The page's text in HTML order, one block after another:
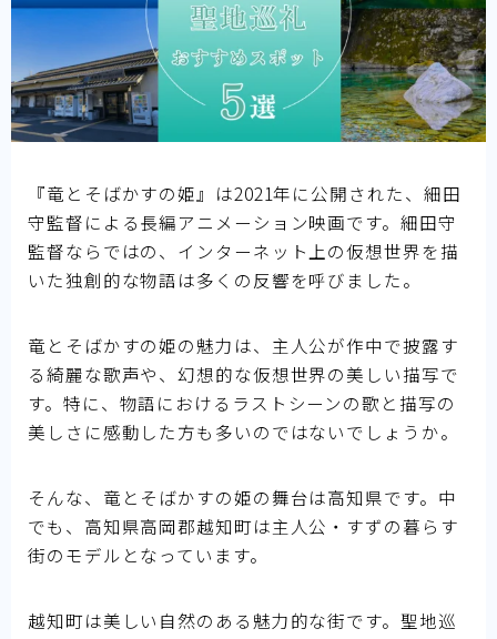
アニメ映画
テレビアニメ
ラノベアニメ
国民的アニメ
『竜とそばかすの姫』は2021年に公開された、細田
守監督による長編アニメーション映画です。細田守
監督ならではの、インターネット上の仮想世界を描
いた独創的な物語は多くの反響を呼びました。
竜とそばかすの姫の魅力は、主人公が作中で披露す
る綺麗な歌声や、幻想的な仮想世界の美しい描写で
す。特に、物語におけるラストシーンの歌と描写の
美しさに感動した方も多いのではないでしょうか。
そんな、竜とそばかすの姫の舞台は高知県です。中
でも、高知県高岡郡越知町は主人公・すずの暮らす
街のモデルとなっています。
越知町は美しい自然のある魅力的な街です。聖地巡